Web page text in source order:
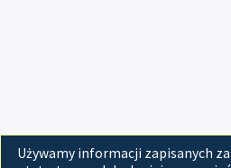
Używamy informacji zapisanych